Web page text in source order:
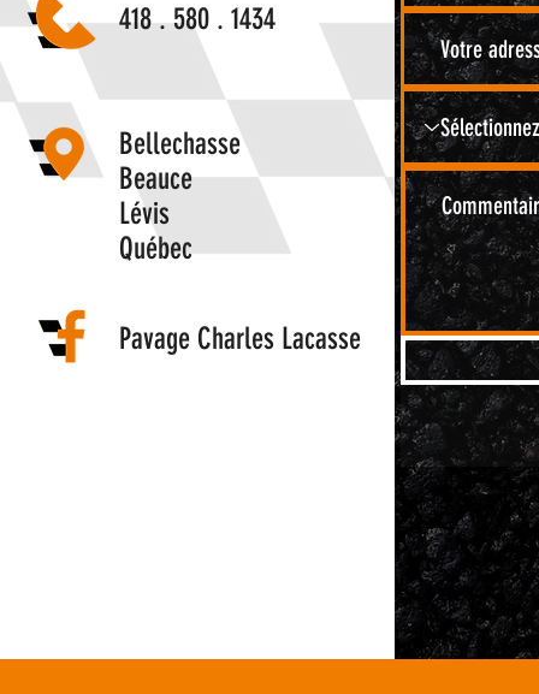
418 . 580 . 1434
Bellechasse
Beauce
Lévis
Québec
Pavage Charles Lacasse